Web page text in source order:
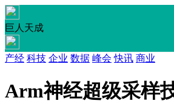
巨人天成
产经 科技 企业 数据 峰会 快讯 商业
Arm神经超级采样